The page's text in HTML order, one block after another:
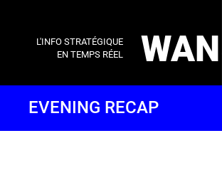
L'INFO STRATÉGIQUE
EN TEMPS RÉEL
WAN
EVENING RECAP